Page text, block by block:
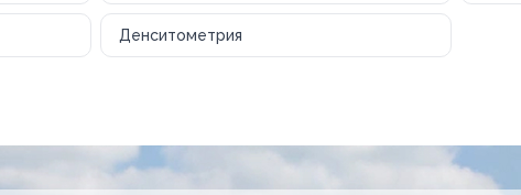
Денситометрия